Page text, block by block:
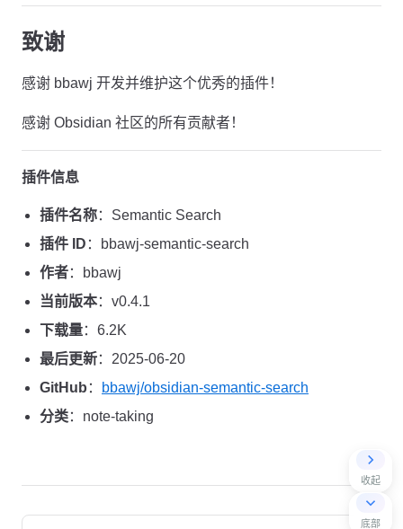
收起
底部
致谢
感谢 bbawj 开发并维护这个优秀的插件！
感谢 Obsidian 社区的所有贡献者！
插件信息
插件名称：Semantic Search
插件 ID ：bbawj-semantic-search
作者：bbawj
当前版本：v0.4.1
下载量：6.2K
最后更新：2025-06-20
GitHub ：
bbawj/obsidian-semantic-search
分类：note-taking
Pager